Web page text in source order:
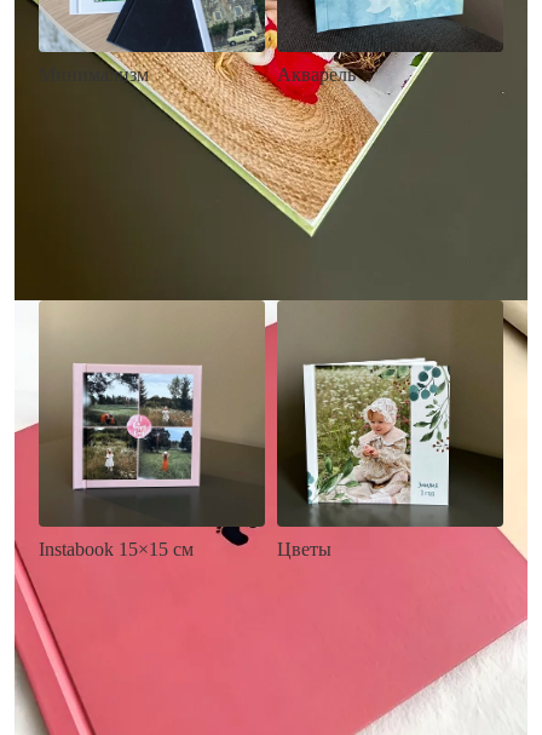
Минимализм
• Загрузка фото и текста
Акварель
• Декор в стиле
акварельных красок
• Выбор цвета фона
• Загрузка фото и текста
Заказать
Instabook 15×15 см
• Выбор цвета фона
• Загрузка фото и текста
Заказать
Цветы